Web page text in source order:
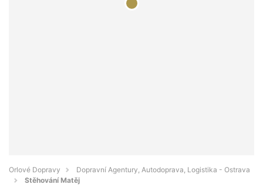
Orlové Dopravy
Dopravní Agentury, Autodoprava, Logistika - Ostrava
Stěhování Matěj